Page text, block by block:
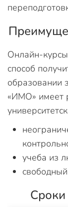
Онлайн-
способ
образовании
«ИМО» имеет
учеба из
Сроки